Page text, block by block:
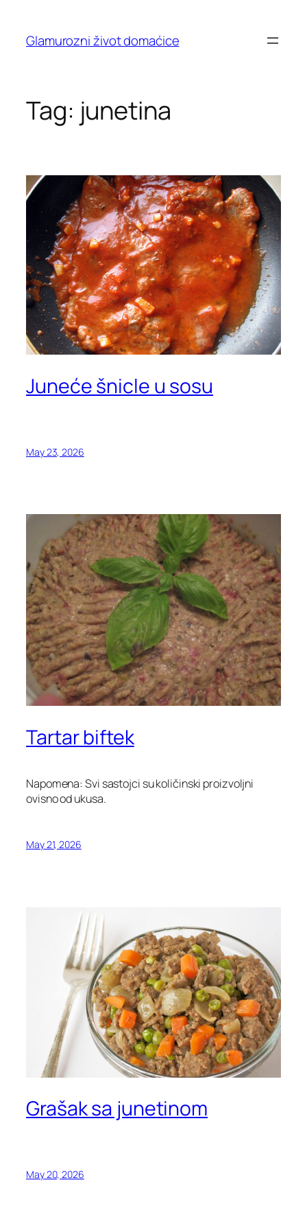
content
Glamurozni život domaćice
Tag: junetina
Juneće šnicle u sosu
May 23, 2026
Tartar biftek
Napomena: Svi sastojci su količinski proizvoljni
ovisno od ukusa.
May 21, 2026
Grašak sa junetinom
May 20, 2026